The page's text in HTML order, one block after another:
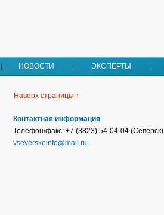
НОВОСТИ ЭКСПЕРТЫ
Наверх страницы ↑
Контактная информация
Телефон/факс: +7 (3823) 54-04-04 (Северск)
vseverskeinfo@mail.ru